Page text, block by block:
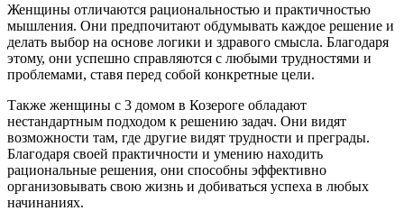
Женщины отличаются рациональностью и практичностью
мышления. Они предпочитают обдумывать каждое решение и
делать выбор на основе логики и здравого смысла. Благодаря
этому, они успешно справляются с любыми трудностями и
проблемами, ставя перед собой конкретные цели.
Также женщины с 3 домом в Козероге обладают
нестандартным подходом к решению задач. Они видят
возможности там, где другие видят трудности и преграды.
Благодаря своей практичности и умению находить
рациональные решения, они способны эффективно
организовывать свою жизнь и добиваться успеха в любых
начинаниях.